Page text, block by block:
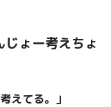
ょー考えちょ
えてる。」